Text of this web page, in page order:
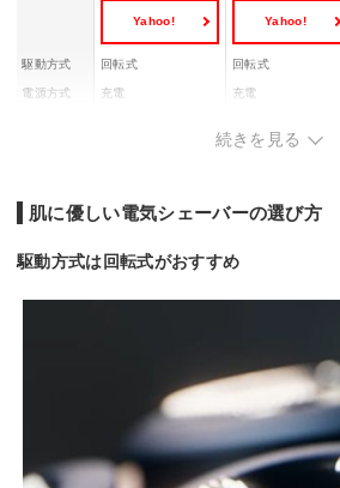
Yahoo! Yahoo!
駆動方式 回転式 回転式
電源方式 充電 充電
続きを見る
肌に優しい電気シェーバーの選び方
駆動方式は回転式がおすすめ